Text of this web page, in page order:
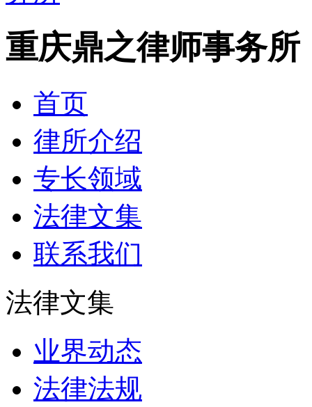
重庆鼎之律师事务所
首页
律所介绍
专长领域
法律文集
联系我们
法律文集
业界动态
法律法规